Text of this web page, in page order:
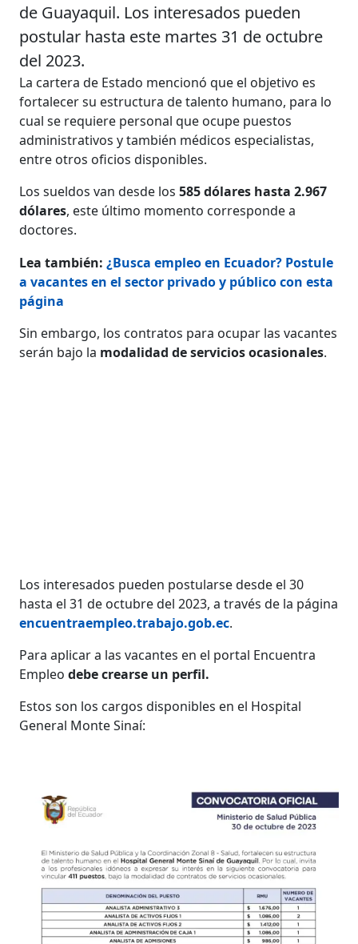
de Guayaquil. Los interesados pueden
postular hasta este martes 31 de octubre
del 2023.
La cartera de Estado mencionó que el objetivo es
fortalecer su estructura de talento humano, para lo
cual se requiere personal que ocupe puestos
administrativos y también médicos especialistas,
entre otros oficios disponibles.
Los sueldos van desde los 585 dólares hasta 2.967
dólares, este último momento corresponde a
doctores.
Lea también:¿Busca empleo en Ecuador? Postule
a vacantes en el sector privado y público con esta
página
Sin embargo, los contratos para ocupar las vacantes
serán bajo la modalidad de servicios ocasionales.
Los interesados pueden postularse desde el 30
hasta el 31 de octubre del 2023, a través de la página
encuentraempleo.trabajo.gob.ec.
Para aplicar a las vacantes en el portal Encuentra
Empleo debe crearse un perfil.
Estos son los cargos disponibles en el Hospital
General Monte Sinaí: